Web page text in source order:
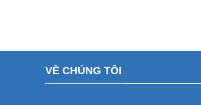
VỀ CHÚNG TÔI